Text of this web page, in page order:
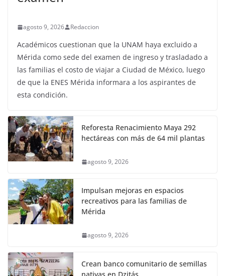
agosto 9, 2026 Redaccion
Académicos cuestionan que la UNAM haya excluido a
Mérida como sede del examen de ingreso y trasladado a
las familias el costo de viajar a Ciudad de México, luego
de que la ENES Mérida informara a los aspirantes de
esta condición.
Reforesta Renacimiento Maya 292
hectáreas con más de 64 mil plantas
agosto 9, 2026
Impulsan mejoras en espacios
recreativos para las familias de
Mérida
agosto 9, 2026
Crean banco comunitario de semillas